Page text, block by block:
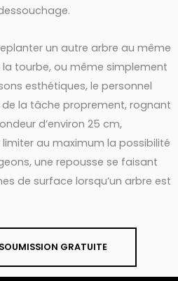
un autre arbre au même
tourbe, ou même simplement
esthétiques, le personnel
de la tâche proprement, rognant
d’environ 25 cm,
au maximum la possibilité
une repousse se faisant
de surface lorsqu’un arbre est
GRATUITE